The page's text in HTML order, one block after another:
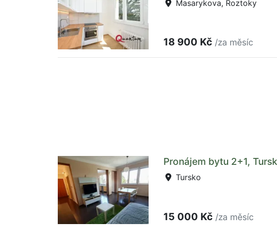
Masarykova, Roztoky
18 900 Kč /za měsíc
Pronájem bytu 2+1,
Tursko
15 000 Kč /za měsíc